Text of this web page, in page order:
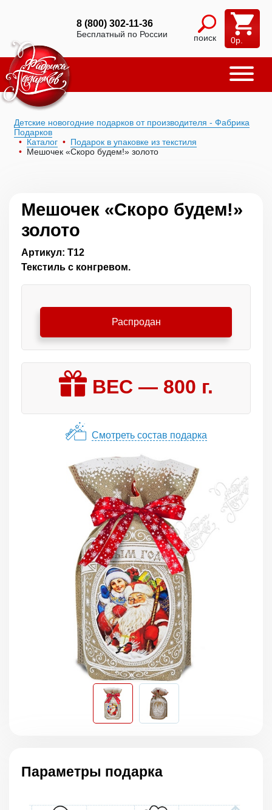
8 (800) 302-11-36
Бесплатный по России поиск 0р.
Детские новогодние подарков от производителя - Фабрика
Подарков
Каталог
Подарок в упаковке из текстиля
Мешочек «Скоро будем!» золото
Мешочек «Скоро будем!»
золото
Артикул: Т12
Текстиль с конгревом.
Распродан
ВЕС — 800 г.
Смотреть состав подарка
Параметры подарка